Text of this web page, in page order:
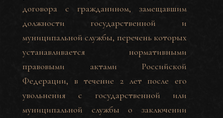
договора с гражданином, замещавшим
должности государственной и
муниципальной службы, перечень которых
устанавливается нормативными
правовыми актами Российской
Федерации, в течение 2 лет после его
увольнения с государственной или
муниципальной службы о заключении